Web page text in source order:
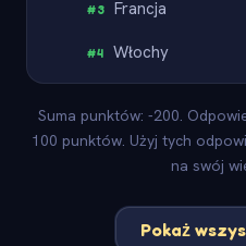
#3 Francja
#4 Włochy
Suma punktów: -200.
100 punktów. Użyj tych
na swój
Pokaż